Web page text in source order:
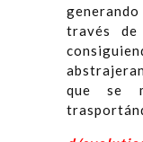
través de
que se